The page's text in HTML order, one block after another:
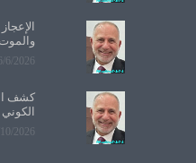
والموت1
2026 4:24:58 PM
كشف
الكوني
3:17:54 PM